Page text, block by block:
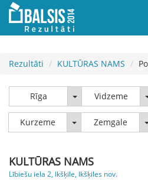
Rezultāti KULTŪRAS NAMS
Rīga Rīga Vidzeme
Kurzeme KurzemeZemgale
KULTŪRAS NAMS
Lībiešu iela 2, Ikšķile, Ikšķiles nov.